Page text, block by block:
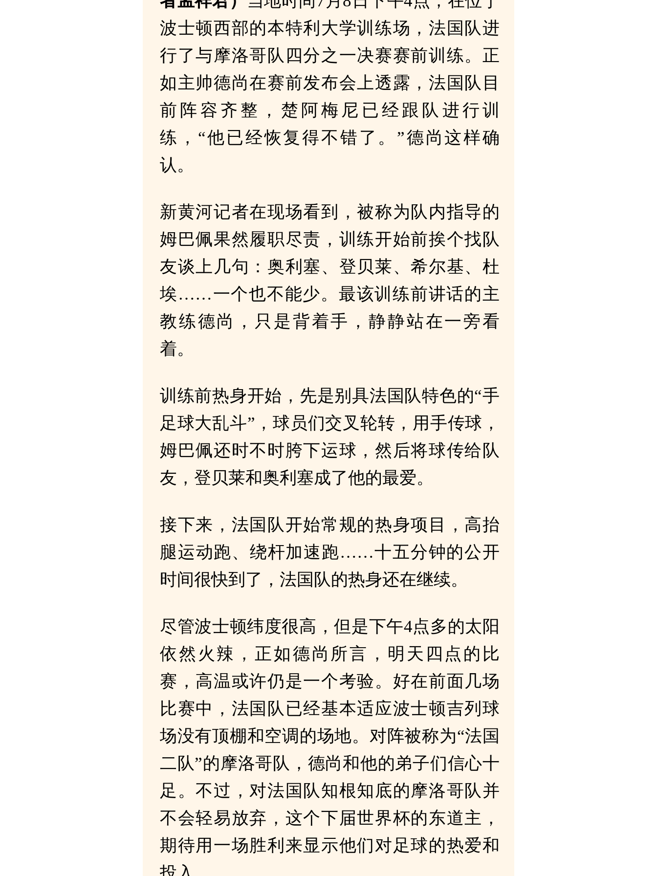
波士顿西部的本特利大学训练场，法国队进
行了与摩洛哥队四分之一决赛赛前训练。正
如主帅德尚在赛前发布会上透露，法国队目
前阵容齐整，楚阿梅尼已经跟队进行训
练，“他已经恢复得不错了。”德尚这样确
认。
新黄河记者在现场看到，被称为队内指导的
姆巴佩果然履职尽责，训练开始前挨个找队
友谈上几句：奥利塞、登贝莱、希尔基、杜
埃……一个也不能少。最该训练前讲话的主
教练德尚，只是背着手，静静站在一旁看
着。
训练前热身开始，先是别具法国队特色的“手
足球大乱斗”，球员们交叉轮转，用手传球，
姆巴佩还时不时胯下运球，然后将球传给队
友，登贝莱和奥利塞成了他的最爱。
接下来，法国队开始常规的热身项目，高抬
腿运动跑、绕杆加速跑……十五分钟的公开
时间很快到了，法国队的热身还在继续。
尽管波士顿纬度很高，但是下午4点多的太阳
依然火辣，正如德尚所言，明天四点的比
赛，高温或许仍是一个考验。好在前面几场
比赛中，法国队已经基本适应波士顿吉列球
场没有顶棚和空调的场地。对阵被称为“法国
二队”的摩洛哥队，德尚和他的弟子们信心十
足。不过，对法国队知根知底的摩洛哥队并
不会轻易放弃，这个下届世界杯的东道主，
期待用一场胜利来显示他们对足球的热爱和